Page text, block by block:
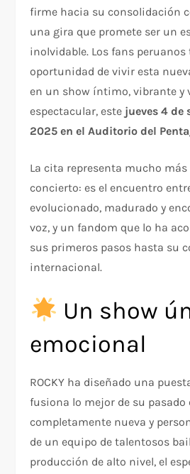
firme hacia su consolidación
una gira que promete ser un
inolvidable. Los fans peruanos
oportunidad de vivir esta
en un show íntimo, vibrante y
espectacular, este jueves 4 de
2025 en el Auditorio del
La cita representa mucho
concierto: es el encuentro
evolucionado, madurado y
voz, y un fandom que lo ha
sus primeros pasos hasta su
internacional.
Un show
emocional
ROCKY ha diseñado una
fusiona lo mejor de su
completamente nueva y
de un equipo de talentosos
producción de alto nivel, el